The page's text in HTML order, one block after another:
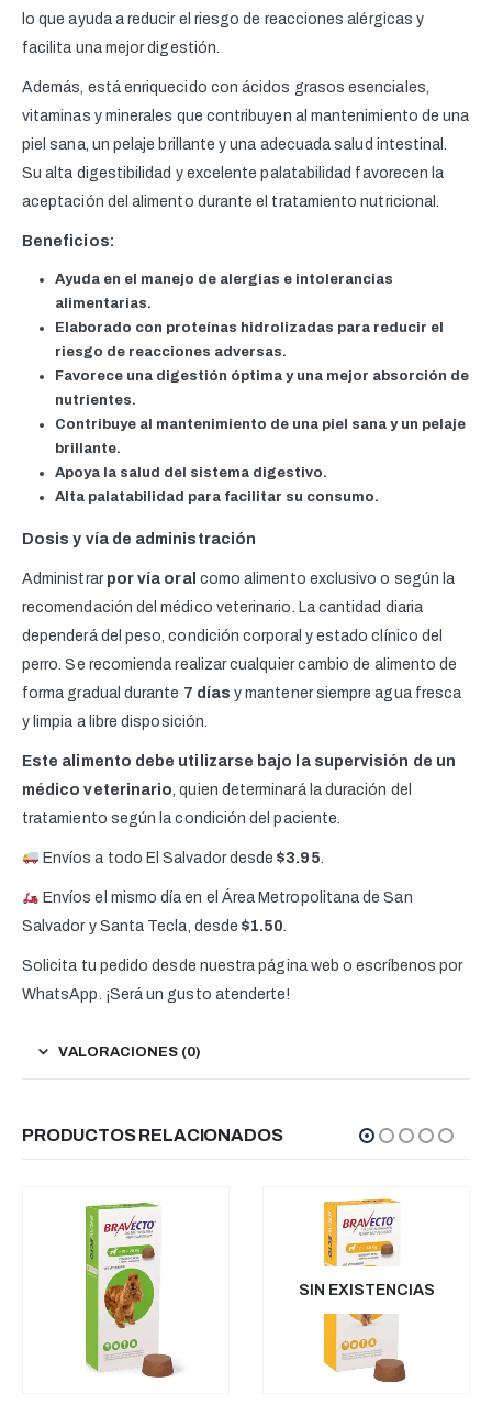
lo que ayuda a reducir el riesgo de reacciones alérgicas y
facilita una mejor digestión.
Además, está enriquecido con ácidos grasos esenciales,
vitaminas y minerales que contribuyen al mantenimiento de una
piel sana, un pelaje brillante y una adecuada salud intestinal.
Su alta digestibilidad y excelente palatabilidad favorecen la
aceptación del alimento durante el tratamiento nutricional.
Beneficios:
Ayuda en el manejo de alergias e intolerancias
alimentarias.
Elaborado con proteínas hidrolizadas para reducir el
riesgo de reacciones adversas.
Favorece una digestión óptima y una mejor absorción de
nutrientes.
Contribuye al mantenimiento de una piel sana y un pelaje
brillante.
Apoya la salud del sistema digestivo.
Alta palatabilidad para facilitar su consumo.
Dosis y vía de administración
Administrar por vía oral como alimento exclusivo o según la
recomendación del médico veterinario. La cantidad diaria
dependerá del peso, condición corporal y estado clínico del
perro. Se recomienda realizar cualquier cambio de alimento de
forma gradual durante 7 días y mantener siempre agua fresca
y limpia a libre disposición.
Este alimento debe utilizarse bajo la supervisión de un
médico veterinario , quien determinará la duración del
tratamiento según la condición del paciente.
Envíos a todo El Salvador desde$3.95
Envíos el mismo día en el Área Metropolitana de San
Salvador y Santa Tecla, desde$1.50
Solicita tu pedido desde nuestra página web o escríbenos por
WhatsApp. ¡Será un gusto atenderte!
VALORACIONES (0)
PRODUCTOS RELACIONADOS
SIN EXISTENCIAS